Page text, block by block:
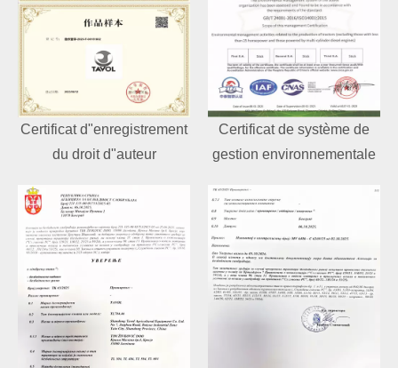
Certificat d"enregistrement
du droit d"auteur
Certificat de système de
gestion environnementale